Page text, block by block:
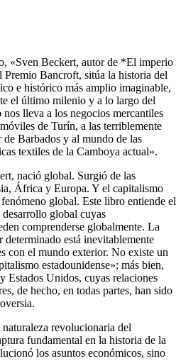
«Sven Beckert, autor de *El imperio
Bancroft, sitúa la historia del
e histórico más amplio imaginable,
el último milenio y a lo largo del
lleva a los negocios mercantiles
de Turín, a las terriblemente
Barbados y al mundo de las
textiles de la Camboya actual».
nació global. Surgió de las
África y Europa. Y el capitalismo
global. Este libro entiende el
global cuyas
comprenderse globalmente. La
está inevitablemente
con el mundo exterior. No existe un
estadounidense»; más bien,
Estados Unidos, cuyas relaciones
de hecho, en todas partes, han sido
revolucionaria del
fundamental en la historia de la
los asuntos económicos, sino